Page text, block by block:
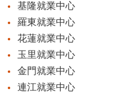
基隆就業中心
羅東就業中心
花蓮就業中心
玉里就業中心
金門就業中心
連江就業中心